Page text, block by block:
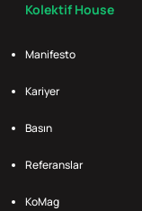
Kolektif House
Manifesto
Kariyer
Basın
Referanslar
KoMag